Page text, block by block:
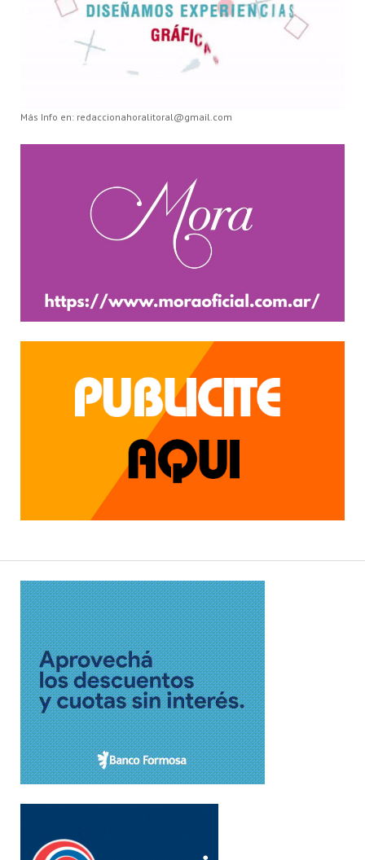
Más Info en: redaccionahoralitoral@gmail.com